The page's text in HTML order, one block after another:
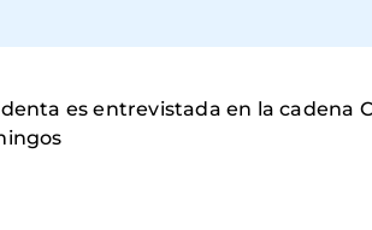
es entrevistada en la cadena